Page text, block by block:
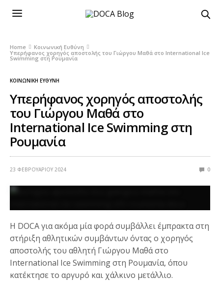
Home
Κοινωνική Ευθύνη
Υπερήφανος χορηγός αποστολής του Γιώργου Μαθά στο International Ice
Swimming στη Ρουμανία
ΚΟΙΝΩΝΙΚΉ ΕΥΘΎΝΗ
Υπερήφανος χορηγός αποστολής
του Γιώργου Μαθά στο
International Ice Swimming στη
Ρουμανία
23 ΦΕΒΡΟΥΑΡΊΟΥ 2024 0
Η DOCA για ακόμα μία φορά συμβάλλει έμπρακτα στη
στήριξη αθλητικών συμβάντων όντας ο χορηγός
αποστολής του αθλητή Γιώργου Μαθά στο
International Ice Swimming στη Ρουμανία, όπου
κατέκτησε το αργυρό και χάλκινο μετάλλιο.